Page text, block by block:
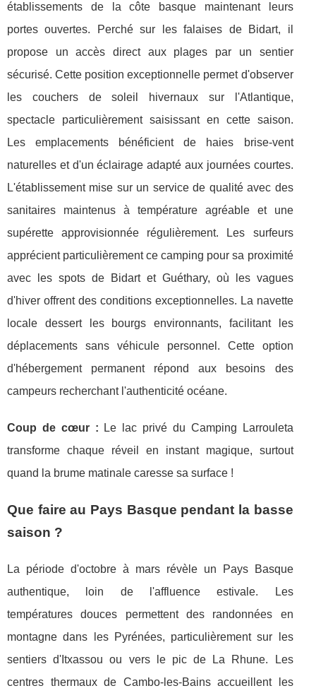
établissements de la côte basque maintenant leurs
portes ouvertes. Perché sur les falaises de Bidart, il
propose un accès direct aux plages par un sentier
sécurisé. Cette position exceptionnelle permet d'observer
les couchers de soleil hivernaux sur l'Atlantique,
spectacle particulièrement saisissant en cette saison.
Les emplacements bénéficient de haies brise-vent
naturelles et d'un éclairage adapté aux journées courtes.
L'établissement mise sur un service de qualité avec des
sanitaires maintenus à température agréable et une
supérette approvisionnée régulièrement. Les surfeurs
apprécient particulièrement ce camping pour sa proximité
avec les spots de Bidart et Guéthary, où les vagues
d'hiver offrent des conditions exceptionnelles. La navette
locale dessert les bourgs environnants, facilitant les
déplacements sans véhicule personnel. Cette option
d'hébergement permanent répond aux besoins des
campeurs recherchant l'authenticité océane.
Coup de cœur : Le lac privé du Camping Larrouleta
transforme chaque réveil en instant magique, surtout
quand la brume matinale caresse sa surface !
Que faire au Pays Basque pendant la basse
saison ?
La période d'octobre à mars révèle un Pays Basque
authentique, loin de l'affluence estivale. Les
températures douces permettent des randonnées en
montagne dans les Pyrénées, particulièrement sur les
sentiers d'Itxassou ou vers le pic de La Rhune. Les
centres thermaux de Cambo-les-Bains accueillent les